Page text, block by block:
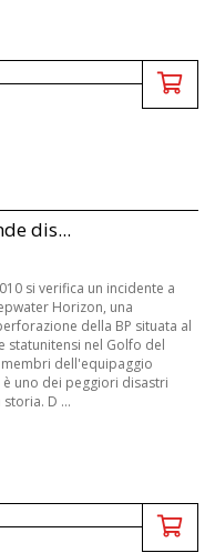
dis...
si verifica un incidente a
Horizon, una
della BP situata al
statunitensi nel Golfo del
membri dell'equipaggio
uno dei peggiori disastri
D ...